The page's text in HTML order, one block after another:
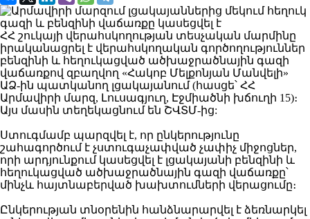
ՀՀ շուկայի վերահսկողության տեսչական մարմինը
իրականացրել է վերահսկողական գործողություններ
բենզինի և հեղուկացված ածխաջրածնային գազի
վաճառքով զբաղվող «Հակոբ Մելքոնյան Մանվելի»
ԱՁ-ին պատկանող լցակայանում (հասցե՝ ՀՀ
Արմավիրի մարզ, Լուսագյուղ, Էջմիածնի խճուղի 15)։
Այս մասին տեղեկացնում են ՇՎՏՄ-ից:
Ստուգմամբ պարզվել է, որ ընկերությունը
շահագործում է չստուգաչափված չափիչ միջոցներ,
որի արդյունքում կասեցվել է լցակայանի բենզինի և
հեղուկացված ածխաջրածնային գազի վաճառքը՝
մինչև հայտնաբերված խախտումների վերացումը։
Ընկերության տնօրենին հանձնարարվել է ձեռնարկել